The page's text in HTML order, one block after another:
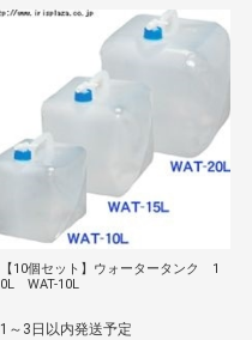
【10個セット】ウォータータンク 1
0L WAT-10L
1～3日以内発送予定